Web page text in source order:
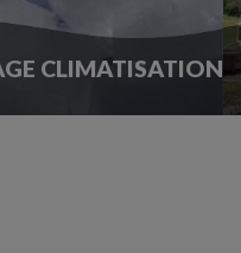
CLIMATISATION